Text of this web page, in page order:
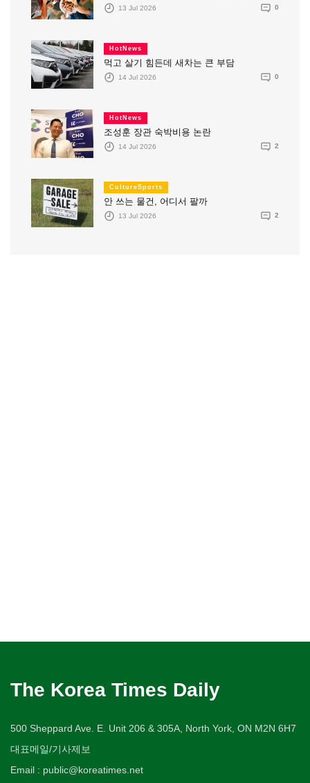
13 Jul 2026 0
HotNews
먹고 살기 힘든데 새차는 큰 부담
14 Jul 2026 0
HotNews
조성훈 장관 숙박비용 논란
14 Jul 2026 2
CultureSports
안 쓰는 물건, 어디서 팔까
13 Jul 2026 2
The Korea Times Daily
500 Sheppard Ave. E. Unit 206 & 305A, North York, ON M2N 6H7
대표메일/기사제보
Email : public@koreatimes.net